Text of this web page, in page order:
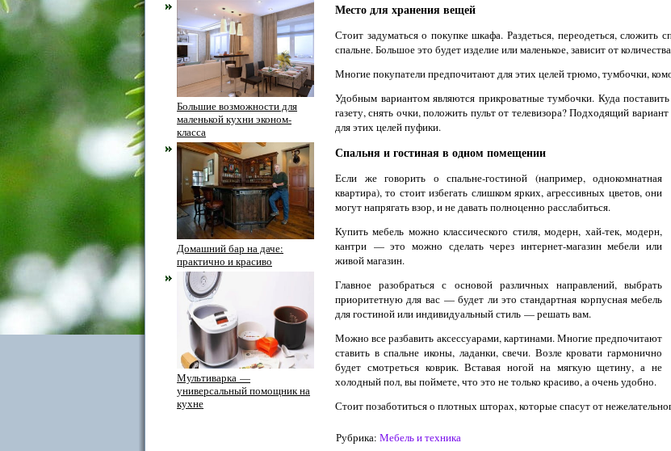
Большие возможности для
маленькой кухни эконом-
класса
Домашний бар на даче:
практично и красиво
Мультиварка —
универсальный помощник на
кухне
Место для хранения вещей
Стоит задуматься о покупке шкафа. Раздеться, переодеться, сложить
спальне. Большое это будет изделие или маленькое, зависит от
Многие покупатели предпочитают для этих целей трюмо, тумбочки,
Удобным вариантом являются прикроватные тумбочки. Куда
газету, снять очки, положить пульт от телевизора? Подходящий
для этих целей пуфики.
Спальня и гостиная в одном помещении
Если же говорить о спальне-гостиной (например, однокомнатная
квартира), то стоит избегать слишком ярких, агрессивных цветов, они
могут напрягать взор, и не давать полноценно расслабиться.
Купить мебель можно классического стиля, модерн, хай-тек, модерн,
кантри — это можно сделать через интернет-магазин мебели или
живой магазин.
Главное разобраться с основой различных направлений, выбрать
приоритетную для вас — будет ли это стандартная корпусная мебель
для гостиной или индивидуальный стиль — решать вам.
Можно все разбавить аксессуарами, картинами. Многие предпочитают
ставить в спальне иконы, ладанки, свечи. Возле кровати гармонично
будет смотреться коврик. Вставая ногой на мягкую щетину, а не
холодный пол, вы поймете, что это не только красиво, а очень удобно.
Стоит позаботиться о плотных шторах, которые спасут от
Рубрика: Мебель и техника